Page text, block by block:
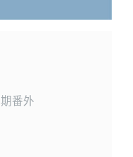
番外